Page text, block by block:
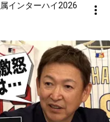
インターハイ2026